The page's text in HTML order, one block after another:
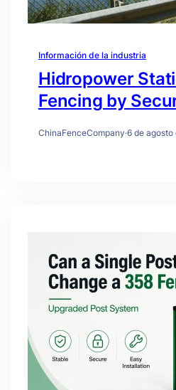
Información de la industria
Hidropower
Fencing by
ChinaFenceCompany·6 de agosto